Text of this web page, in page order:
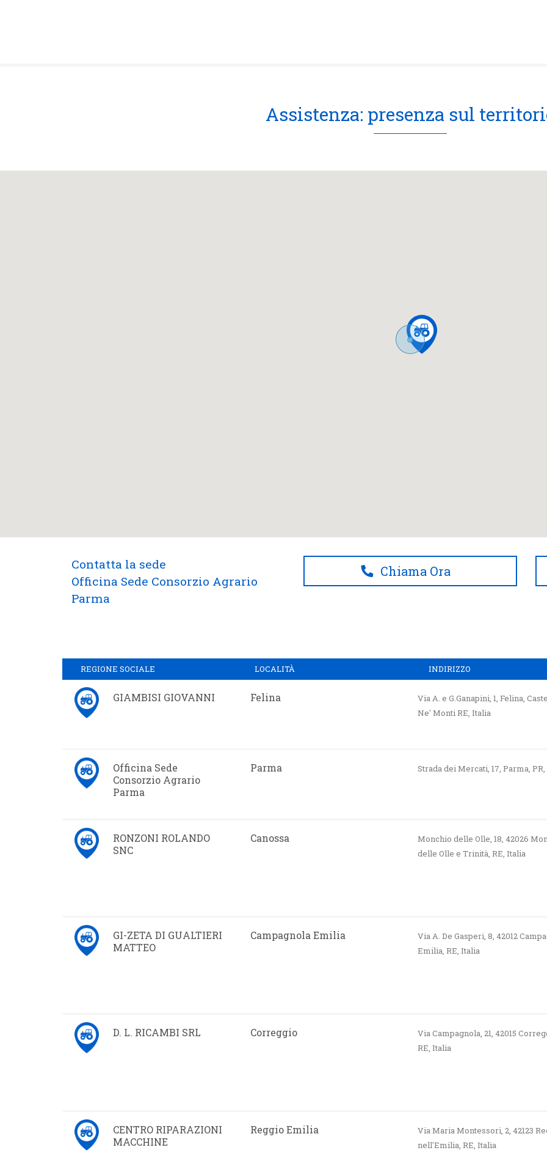
Assistenza: presenza sul
Contatta la sede
Officina Sede Consorzio Agrario
Parma
Chiama Ora
REGIONE SOCIALE LOCALITÀ INDIRIZZO
GIAMBISI GIOVANNI Felina
Via A. e G.Ganapini, 1, Felina,
Ne' Monti RE, Italia
Officina Sede
Consorzio Agrario
Parma
Parma Strada dei Mercati, 17, Parma,
RONZONI ROLANDO
SNC
Canossa
Monchio delle Olle, 18, 42026
delle Olle e Trinità, RE, Italia
GI-ZETA DI GUALTIERI
MATTEO
Campagnola Emilia
Via A. De Gasperi, 8, 42012
Emilia, RE, Italia
D. L. RICAMBI SRL Correggio
Via Campagnola, 21, 42015
RE, Italia
CENTRO RIPARAZIONI
MACCHINE
Reggio Emilia
Via Maria Montessori, 2, 42123
nell'Emilia, RE, Italia